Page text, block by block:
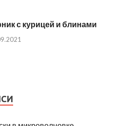
с курицей и блинами